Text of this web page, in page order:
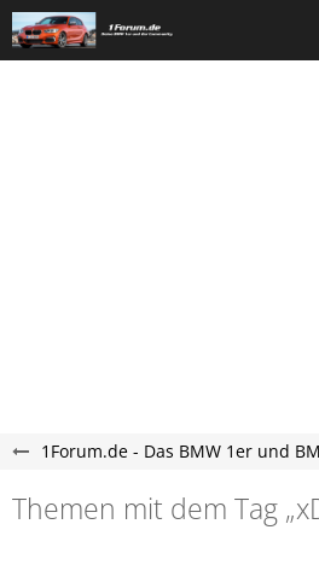
1Forum.de - Das BMW 1er und
Themen mit dem Tag